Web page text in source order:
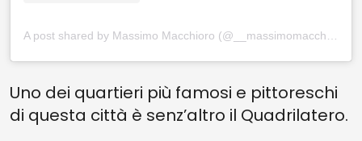
Uno dei quartieri più famosi e pittoreschi
di questa città è senz’altro il Quadrilatero.